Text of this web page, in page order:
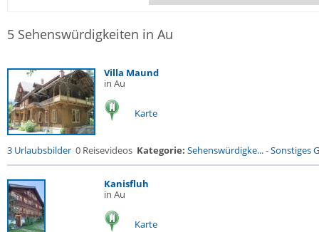
5 Sehenswürdigkeiten in Au
Villa Maund
in Au
Karte
3 Urlaubsbilder 0 Reisevideos Kategorie: Sehenswürdigke...-Sonstiges
Kanisfluh
in Au
Karte